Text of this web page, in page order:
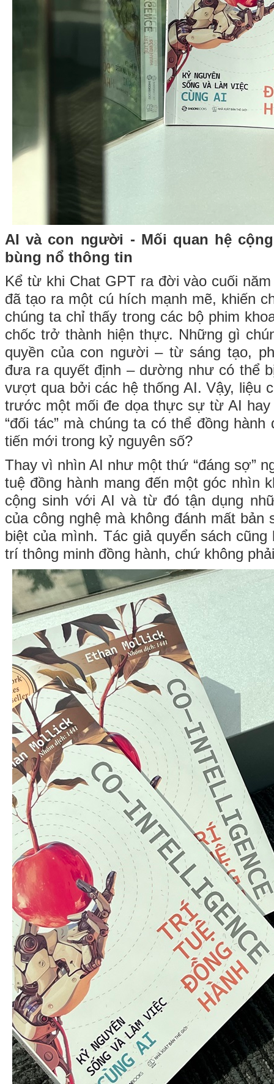
AI và con người - Mối quan hệ
bùng nổ thông tin
Kể từ khi Chat GPT ra đời vào cuối
đã tạo ra một cú hích mạnh mẽ, khiến
chúng ta chỉ thấy trong các bộ phim
chốc trở thành hiện thực. Những gì
quyền của con người – từ sáng tạo,
đưa ra quyết định – dường như có thể
vượt qua bởi các hệ thống AI. Vậy, liệu
trước một mối đe dọa thực sự từ AI hay
“đối tác” mà chúng ta có thể đồng
tiến mới trong kỷ nguyên số?
Thay vì nhìn AI như một thứ “đáng sợ”
tuệ đồng hành mang đến một góc nhìn
cộng sinh với AI và từ đó tận dụng
của công nghệ mà không đánh mất bản
biệt của mình. Tác giả quyển sách cũng
trí thông minh đồng hành, chứ không